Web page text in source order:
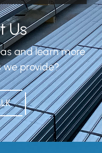
Us
and learn more
provide?